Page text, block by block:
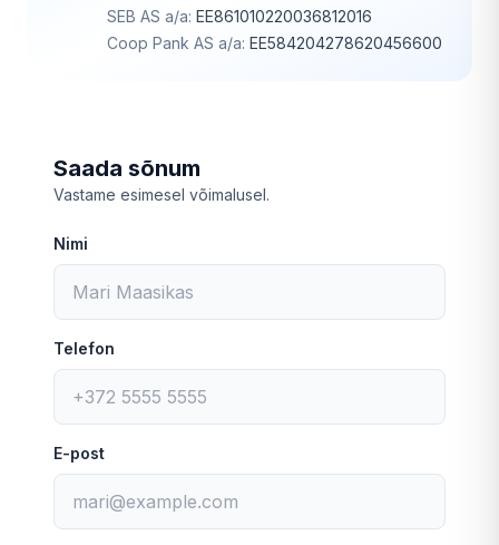
SEB AS a/a: EE861010220036812016
Coop Pank AS a/a: EE584204278620456600
Saada sõnum
Vastame esimesel võimalusel.
Nimi
Telefon
E-post